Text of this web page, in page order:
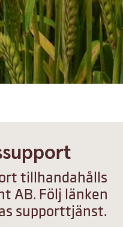
tillhandahålls
AB. Följ länken
supporttjänst.